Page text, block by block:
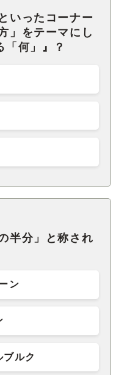
いったコーナー
」をテーマにし
「何」』？
半分」と称され
ン
ルク